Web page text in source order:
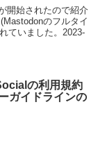
開始されたので紹介
のフルタイ
ていました。2023-
の利用規約
ガイドラインの